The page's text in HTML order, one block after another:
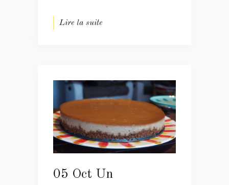
Lire la suite
05 Oct Un